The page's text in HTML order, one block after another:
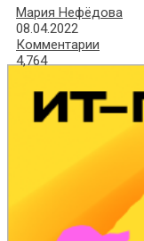
Мария Нефёдова
08.04.2022
Комментарии
4,764